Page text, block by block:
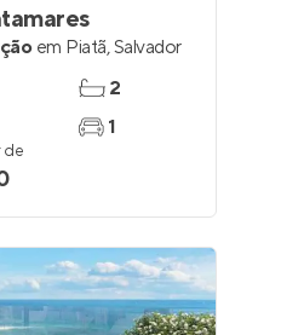
em Piatã,Salvador
2
1
de